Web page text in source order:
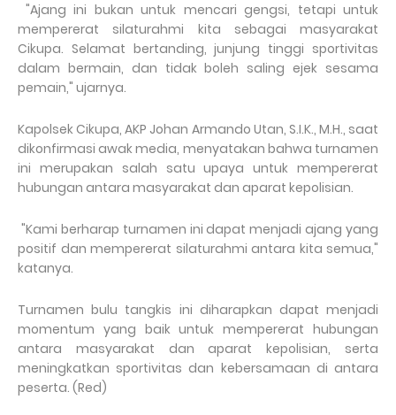
"Ajang ini bukan untuk mencari gengsi, tetapi untuk
mempererat silaturahmi kita sebagai masyarakat
Cikupa. Selamat bertanding, junjung tinggi sportivitas
dalam bermain, dan tidak boleh saling ejek sesama
pemain," ujarnya.
Kapolsek Cikupa, AKP Johan Armando Utan, S.I.K., M.H., saat
dikonfirmasi awak media, menyatakan bahwa turnamen
ini merupakan salah satu upaya untuk mempererat
hubungan antara masyarakat dan aparat kepolisian.
"Kami berharap turnamen ini dapat menjadi ajang yang
positif dan mempererat silaturahmi antara kita semua,"
katanya.
Turnamen bulu tangkis ini diharapkan dapat menjadi
momentum yang baik untuk mempererat hubungan
antara masyarakat dan aparat kepolisian, serta
meningkatkan sportivitas dan kebersamaan di antara
peserta. (Red)